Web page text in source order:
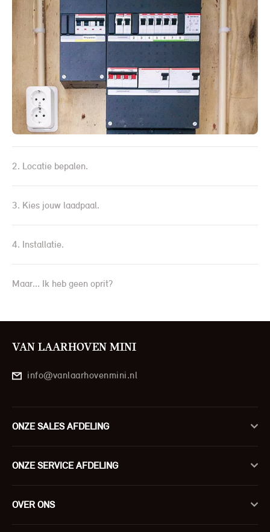
2. Locatie bepalen.
3. Kies jouw laadpaal.
4. Installatie.
Maar... Ik heb geen oprit?
VAN LAARHOVEN MINI
info@vanlaarhovenmini.nl
ONZE SALES AFDELING
ONZE SERVICE AFDELING
OVER ONS